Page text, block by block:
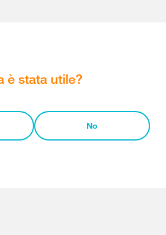
è stata utile?
No